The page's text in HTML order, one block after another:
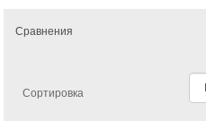
Сравнения
Сортировка